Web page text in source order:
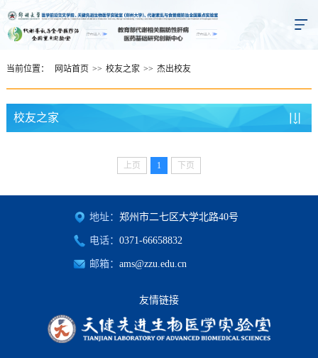
当前位置： 网站首页 >> 校友之家 >> 杰出校友
校友之家
上页 1 下页
地址： 郑州市二七区大学北路40号
电话： 0371-66658832
邮箱： ams@zzu.edu.cn
友情链接